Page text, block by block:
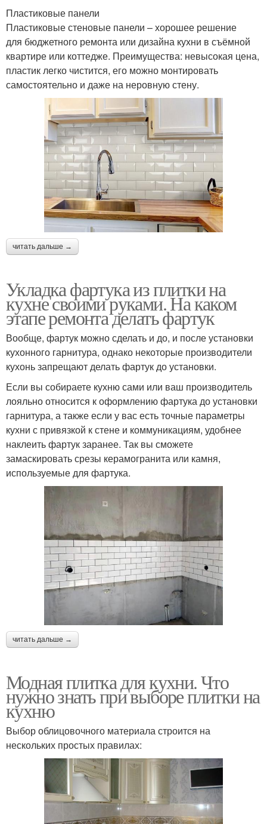
Пластиковые панели
Пластиковые стеновые панели – хорошее решение
для бюджетного ремонта или дизайна кухни в съёмной
квартире или коттедже. Преимущества: невысокая цена,
пластик легко чистится, его можно монтировать
самостоятельно и даже на неровную стену.
читать дальше →
Укладка фартука из плитки на
кухне своими руками. На каком
этапе ремонта делать фартук
Вообще, фартук можно сделать и до, и после установки
кухонного гарнитура, однако некоторые производители
кухонь запрещают делать фартук до установки.
Если вы собираете кухню сами или ваш производитель
лояльно относится к оформлению фартука до установки
гарнитура, а также если у вас есть точные параметры
кухни с привязкой к стене и коммуникациям, удобнее
наклеить фартук заранее. Так вы сможете
замаскировать срезы керамогранита или камня,
используемые для фартука.
читать дальше →
Модная плитка для кухни. Что
нужно знать при выборе плитки на
кухню
Выбор облицовочного материала строится на
нескольких простых правилах: